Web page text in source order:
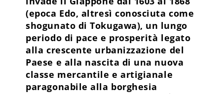
(epoca Edo, altresì conosciuta come
shogunato di Tokugawa), un lungo
periodo di pace e prosperità legato
alla crescente urbanizzazione del
Paese e alla nascita di una nuova
classe mercantile e artigianale
paragonabile alla borghesia